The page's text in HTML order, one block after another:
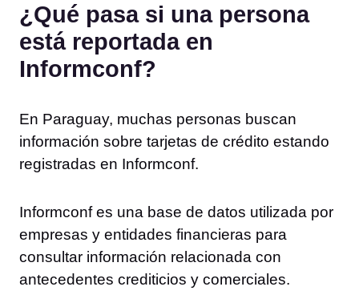
¿Qué pasa si una persona
está reportada en
Informconf?
En Paraguay, muchas personas buscan
información sobre tarjetas de crédito estando
registradas en Informconf.
Informconf es una base de datos utilizada por
empresas y entidades financieras para
consultar información relacionada con
antecedentes crediticios y comerciales.